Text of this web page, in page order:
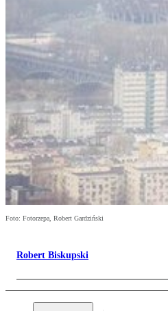
Foto: Fotorzepa, Robert Gardziński
Robert Biskupski